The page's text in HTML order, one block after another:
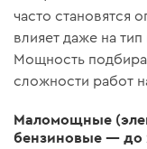
часто становятся
влияет даже на
Мощность
сложности работ
Маломощные
бензиновые — до